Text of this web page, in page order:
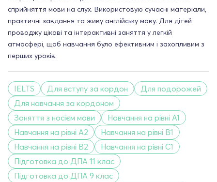
сприйняття мови на слух. Використовую сучасні матеріали,
практичні завдання та живу англійську мову. Для дітей
проводжу цікаві та інтерактивні заняття у легкій
атмосфері, щоб навчання було ефективним і захопливим з
перших уроків.
IELTS Для вступу за кордон
Для подорожей
Для навчання за кордоном
Заняття з носієм мови
Навчання на рівні A1
Навчання на рівні A2
Навчання на рівні B1
Навчання на рівні B2
Навчання на рівні C1
Підготовка до ДПА 11 клас
Підготовка до ДПА 9 клас